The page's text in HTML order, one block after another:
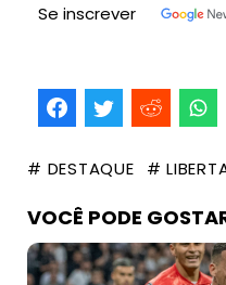
Se inscrever
# DESTAQUE #
VOCÊ PODE